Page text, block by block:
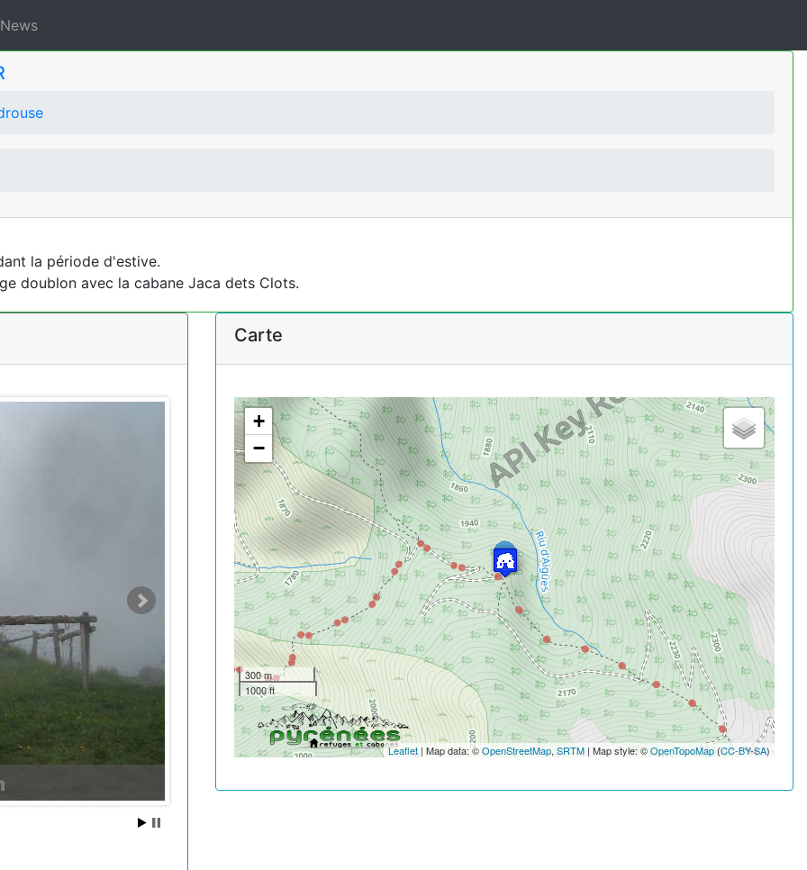
News
la période d'estive.
doublon avec la cabane Jaca dets Clots.
Carte
+
−
300 m
1000 ft
Leaflet | Map data: ©OpenStreetMap, SRTM | Map style: ©OpenTopoMap(CC-BY-SA)